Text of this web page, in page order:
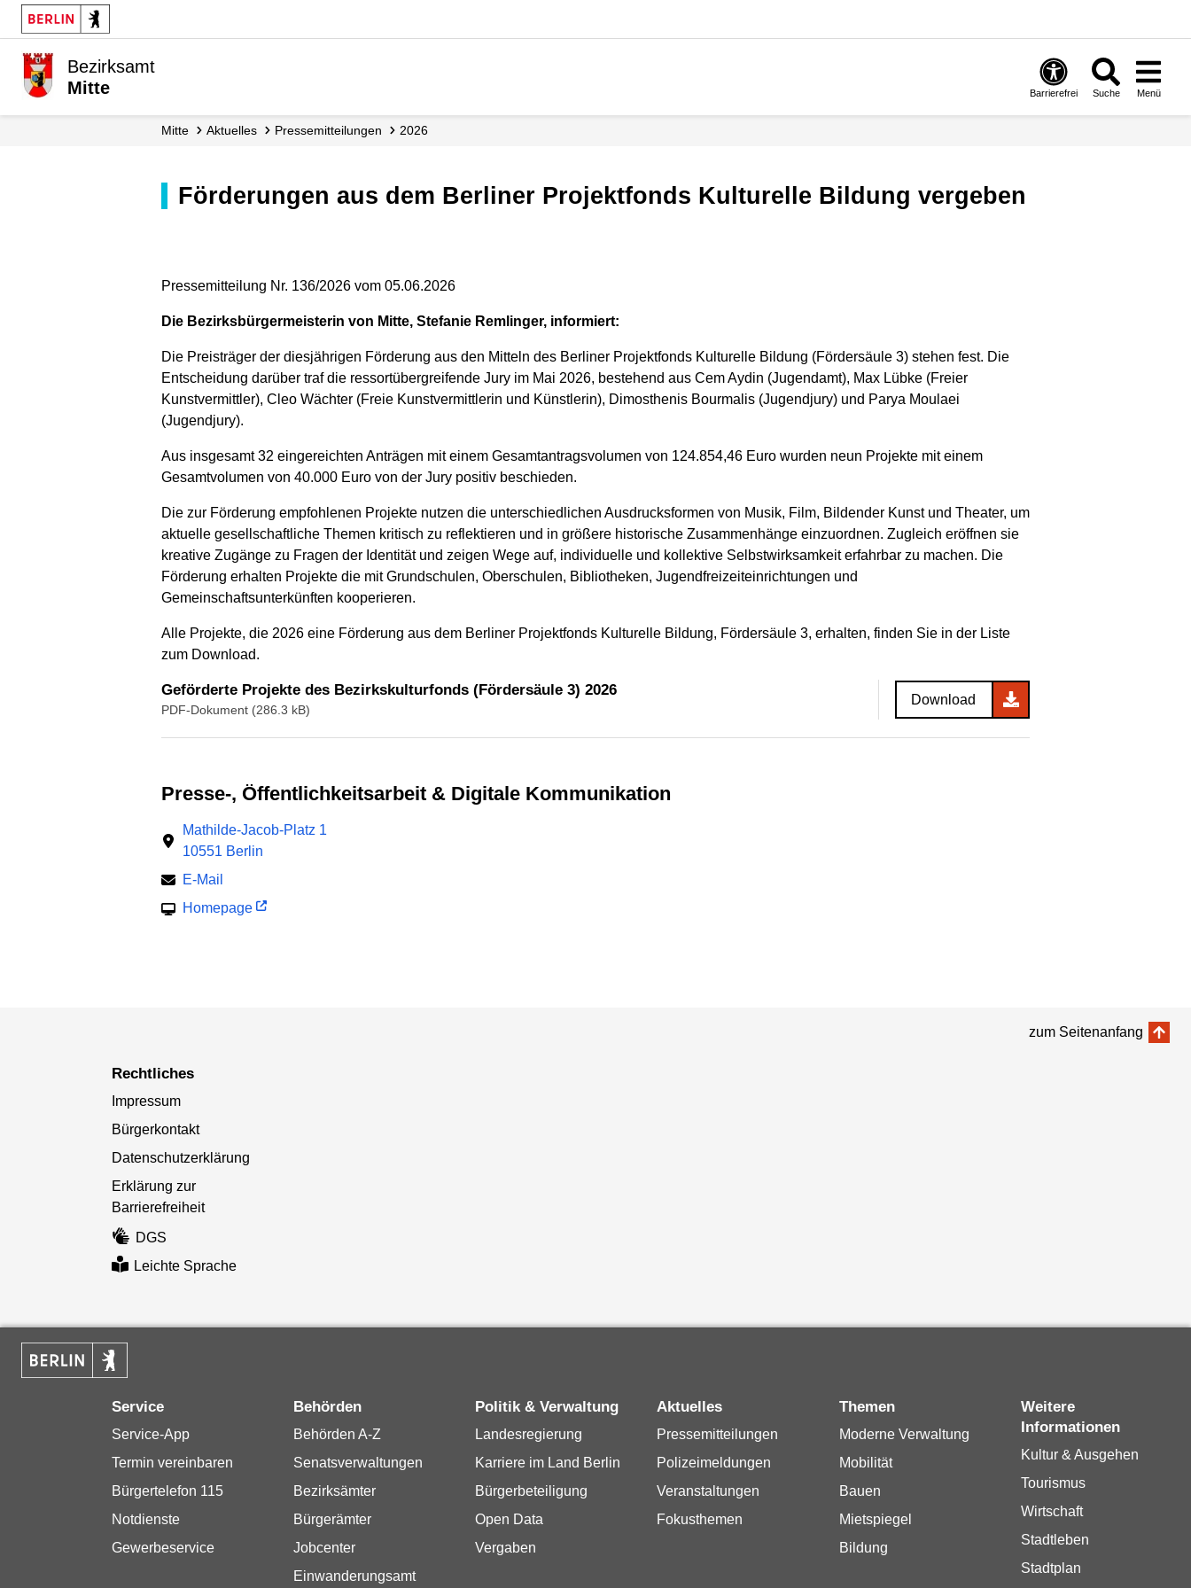
Bezirksamt
Mitte
Barrierefrei Suche Menü
Mitte Aktuelles Presse­mitteilungen 2026
Förderungen aus dem Berliner Projektfonds Kulturelle Bildung vergeben
Pressemitteilung Nr. 136/2026 vom 05.06.2026
Die Bezirksbürgermeisterin von Mitte, Stefanie Remlinger, informiert:
Die Preisträger der diesjährigen Förderung aus den Mitteln des Berliner Projektfonds Kulturelle Bildung (Fördersäule 3) stehen fest. Die
Entscheidung darüber traf die ressortübergreifende Jury im Mai 2026, bestehend aus Cem Aydin (Jugendamt), Max Lübke (Freier
Kunstvermittler), Cleo Wächter (Freie Kunstvermittlerin und Künstlerin), Dimosthenis Bourmalis (Jugendjury) und Parya Moulaei
(Jugendjury).
Aus insgesamt 32 eingereichten Anträgen mit einem Gesamtantragsvolumen von 124.854,46 Euro wurden neun Projekte mit einem
Gesamtvolumen von 40.000 Euro von der Jury positiv beschieden.
Die zur Förderung empfohlenen Projekte nutzen die unterschiedlichen Ausdrucksformen von Musik, Film, Bildender Kunst und Theater, um
aktuelle gesellschaftliche Themen kritisch zu reflektieren und in größere historische Zusammenhänge einzuordnen. Zugleich eröffnen sie
kreative Zugänge zu Fragen der Identität und zeigen Wege auf, individuelle und kollektive Selbstwirksamkeit erfahrbar zu machen. Die
Förderung erhalten Projekte die mit Grundschulen, Oberschulen, Bibliotheken, Jugendfreizeiteinrichtungen und
Gemeinschaftsunterkünften kooperieren.
Alle Projekte, die 2026 eine Förderung aus dem Berliner Projektfonds Kulturelle Bildung, Fördersäule 3, erhalten, finden Sie in der Liste
zum Download.
Geförderte Projekte des Bezirkskulturfonds (Fördersäule 3) 2026
PDF-Dokument (286.3 kB)
Download
Presse-, Öffentlichkeitsarbeit & Digitale Kommunikation
Mathilde-Jacob-Platz 1
10551 Berlin
E-Mail
Homepage
zum Seitenanfang
Rechtliches
Impressum
Bürgerkontakt
Datenschutzerklärung
Erklärung zur
Barrierefreiheit
DGS
Leichte Sprache
Service
Service-App
Termin vereinbaren
Bürgertelefon 115
Notdienste
Gewerbeservice
Behörden
Behörden A-Z
Senatsverwaltungen
Bezirksämter
Bürgerämter
Jobcenter
Einwanderungsamt
Politik & Verwaltung
Landesregierung
Karriere im Land Berlin
Bürgerbeteiligung
Open Data
Vergaben
Aktuelles
Pressemitteilungen
Polizeimeldungen
Veranstaltungen
Fokusthemen
Themen
Moderne Verwaltung
Mobilität
Bauen
Mietspiegel
Bildung
Weitere
Informationen
Kultur & Ausgehen
Tourismus
Wirtschaft
Stadtleben
Stadtplan